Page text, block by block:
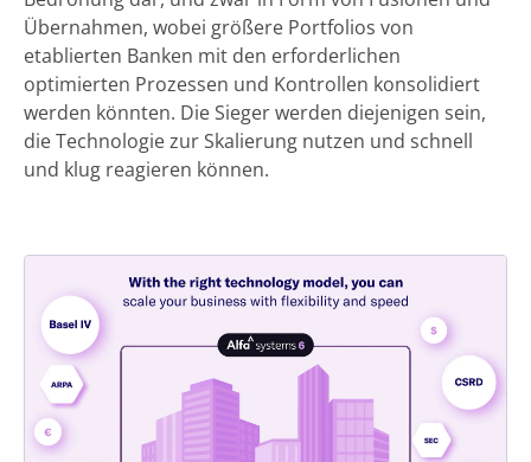
Übernahmen, wobei größere Portfolios von
etablierten Banken mit den erforderlichen
optimierten Prozessen und Kontrollen konsolidiert
werden könnten. Die Sieger werden diejenigen sein,
die Technologie zur Skalierung nutzen und schnell
und klug reagieren können.